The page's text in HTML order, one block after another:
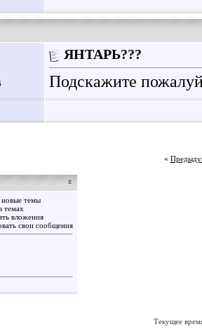
ЯНТАРЬ???
Подскажите
«
новые темы
темах
вложения
свои сообщения
Текущее